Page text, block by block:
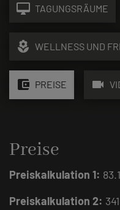
desktop_mac TAGUNGSRÄUME
local_florist WELLNESS UND
account_balance_wallet PREISE videocam
Preise
Preiskalkulation 1:
Preiskalkulation 2: